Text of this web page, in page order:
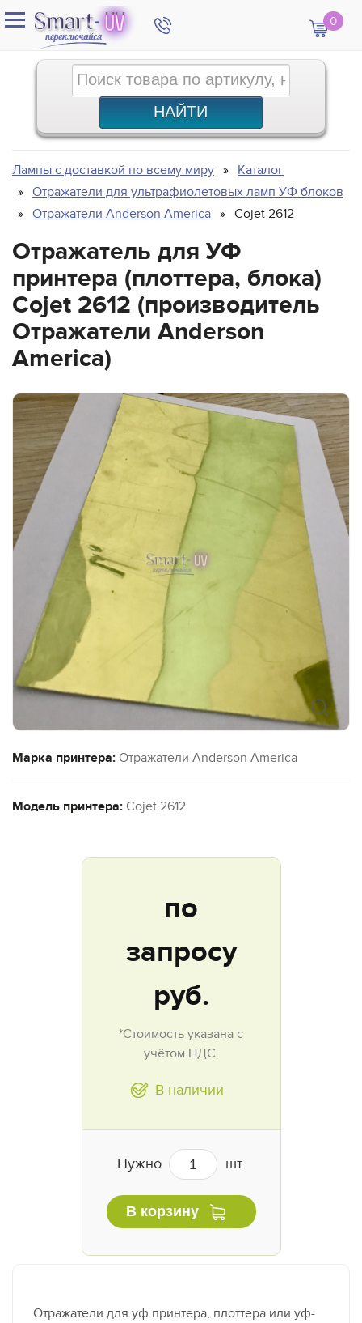
0
Лампы с доставкой по всему миру
Каталог
Отражатели для ультрафиолетовых ламп УФ блоков
Отражатели Anderson America
Cojet 2612
Отражатель для УФ
принтера (плоттера, блока)
Cojet 2612 (производитель
Отражатели Anderson
America)
Марка принтера: Отражатели Anderson America
Модель принтера: Cojet 2612
по
запросу
руб.
*Стоимость указана с
учётом НДС.
В наличии
Нужно шт.
В корзину
Отражатели для уф принтера, плоттера или уф-